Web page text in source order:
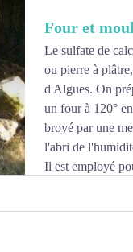
plein écran
face à l'attaque
Richelieu. Il n'en
Four et
Le sulfate de
ou pierre à
d'Algues. On
un four à 120°
broyé par une
l'abri de
Il est employé